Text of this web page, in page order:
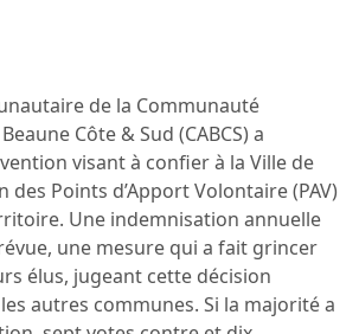
de la Communauté
Côte & Sud (CABCS) a
visant à confier à la Ville de
des Points d’Apport Volontaire (PAV)
Une indemnisation annuelle
une mesure qui a fait grincer
élus, jugeant cette décision
autres communes. Si la majorité a